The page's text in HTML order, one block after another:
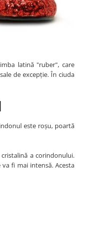
latină "ruber", care
de excepție. În ciuda
este roșu, poartă
a corindonului.
fi mai intensă. Acesta